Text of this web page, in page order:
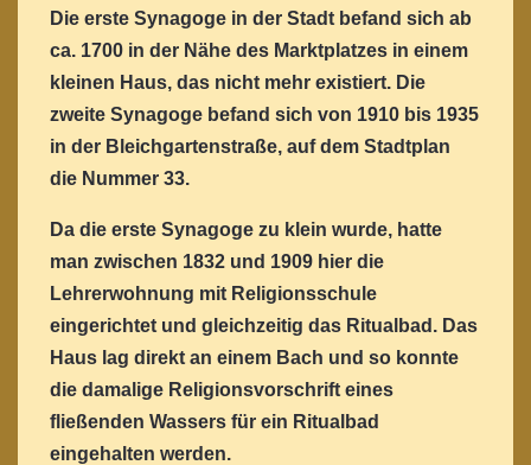
Die erste Synagoge in der Stadt befand sich ab
ca. 1700 in der Nähe des Marktplatzes in einem
kleinen Haus, das nicht mehr existiert. Die
zweite Synagoge befand sich von 1910 bis 1935
in der Bleichgartenstraße, auf dem Stadtplan
die Nummer 33.
Da die erste Synagoge zu klein wurde, hatte
man zwischen 1832 und 1909 hier die
Lehrerwohnung mit Religionsschule
eingerichtet und gleichzeitig das Ritualbad. Das
Haus lag direkt an einem Bach und so konnte
die damalige Religionsvorschrift eines
fließenden Wassers für ein Ritualbad
eingehalten werden.